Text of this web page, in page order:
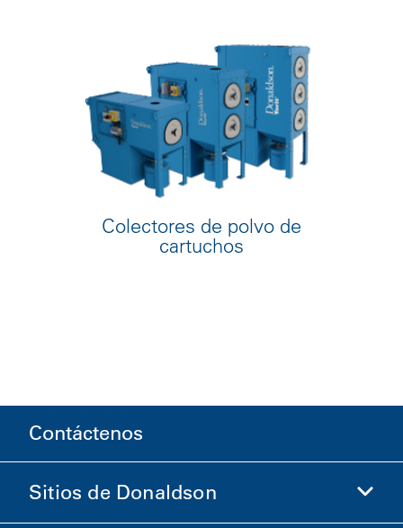
Colectores de polvo de
cartuchos
Contáctenos
Sitios de Donaldson